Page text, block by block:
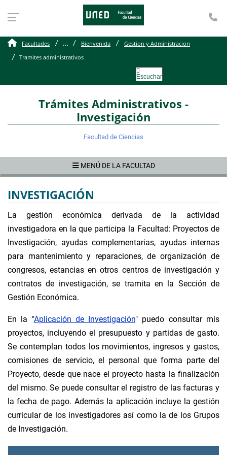
Tramites administrativos
Facultades ... Bienvenida
Gestion y Administracion
Tramites administrativos
Escuchar
Trámites Administrativos -
Investigación
Facultad de Ciencias
MENÚ DE LA FACULTAD
INVESTIGACIÓN
La gestión económica derivada de la actividad
investigadora en la que participa la Facultad: Proyectos de
Investigación, ayudas complementarias, ayudas internas
para mantenimiento y reparaciones, de organización de
congresos, estancias en otros centros de investigación y
contratos de investigación, se tramita en la Sección de
Gestión Económica.
En la "Aplicación de Investigación" puedo consultar mis
proyectos, incluyendo el presupuesto y partidas de gasto.
Se contemplan todos los movimientos, ingresos y gastos,
comisiones de servicio, el personal que forma parte del
Proyecto, desde que nace el proyecto hasta la finalización
del mismo. Se puede consultar el registro de las facturas y
la fecha de pago. Además la aplicación incluye la gestión
curricular de los investigadores así como la de los Grupos
de Investigación.